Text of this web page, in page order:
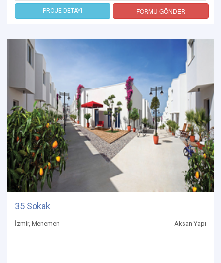
PROJE DETAYI FORMU GÖNDER
35 Sokak
İzmir, Menemen Akşan Yapı